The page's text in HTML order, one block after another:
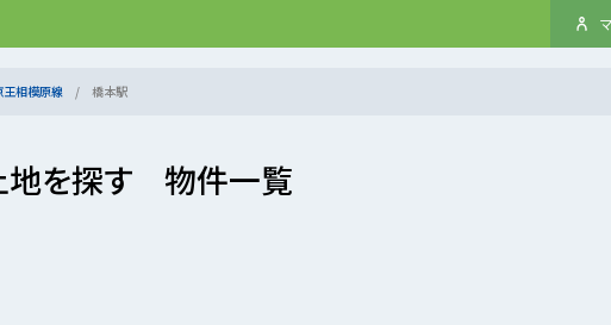
王相模原線 橋本駅
地を探す 物件一覧